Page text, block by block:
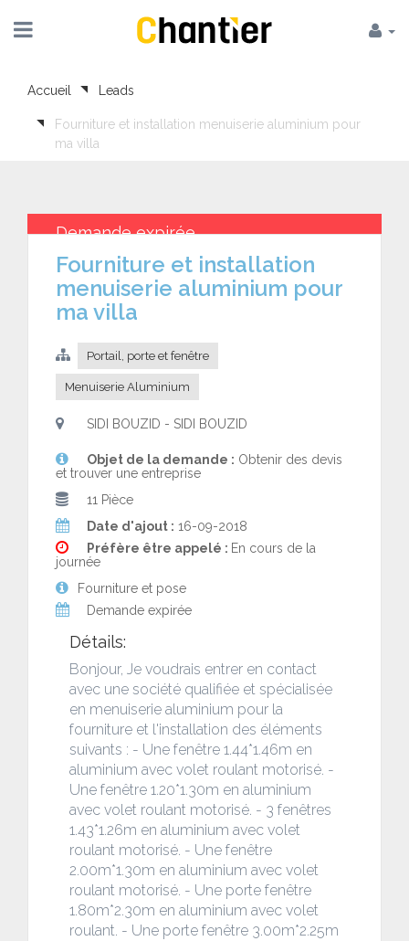
Accueil Leads
Fourniture et installation menuiserie aluminium pour
ma villa
Demande expirée
Fourniture et installation
menuiserie aluminium pour
ma villa
Portail, porte et fenêtre
Menuiserie Aluminium
SIDI BOUZID - SIDI BOUZID
Objet de la demande : Obtenir des devis
et trouver une entreprise
11 Pièce
Date d'ajout : 16-09-2018
Préfère être appelé : En cours de la
journée
Fourniture et pose
Demande expirée
Détails:
Bonjour, Je voudrais entrer en contact
avec une société qualifiée et spécialisée
en menuiserie aluminium pour la
fourniture et l'installation des éléments
suivants : - Une fenêtre 1.44*1.46m en
aluminium avec volet roulant motorisé. -
Une fenêtre 1.20*1.30m en aluminium
avec volet roulant motorisé. - 3 fenêtres
1.43*1.26m en aluminium avec volet
roulant motorisé. - Une fenêtre
2.00m*1.30m en aluminium avec volet
roulant motorisé. - Une porte fenêtre
1.80m*2.30m en aluminium avec volet
roulant. - Une porte fenêtre 3.00m*2.25m